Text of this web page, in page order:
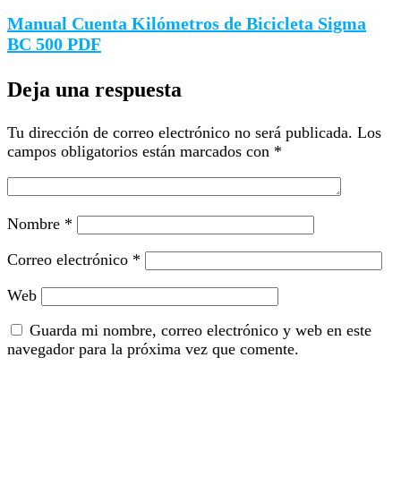
Manual Cuenta Kilómetros de Bicicleta Sigma
BC 500 PDF
Deja una respuesta
Tu dirección de correo electrónico no será publicada. Los
campos obligatorios están marcados con *
Nombre *
Correo electrónico *
Web
Guarda mi nombre, correo electrónico y web en este
navegador para la próxima vez que comente.